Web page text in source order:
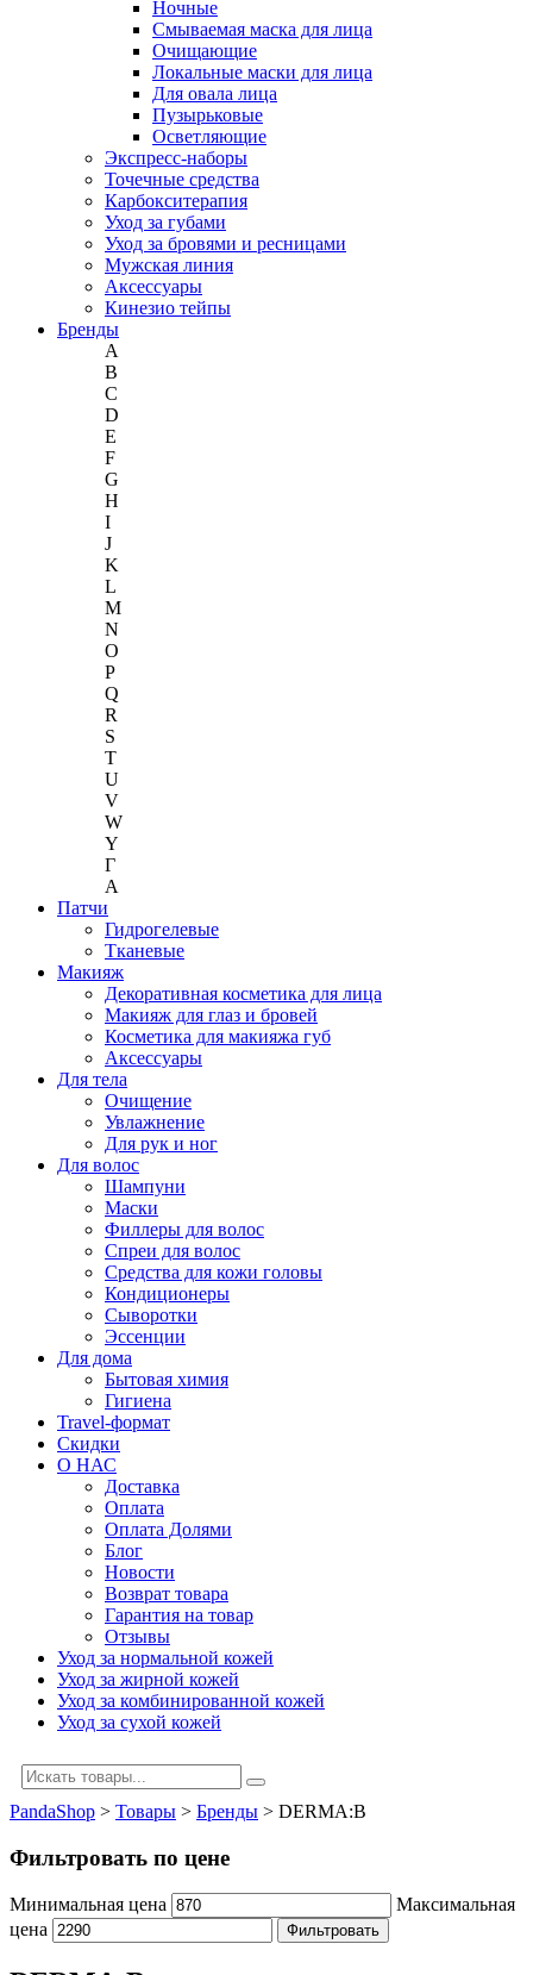
Ночные
Смываемая маска для лица
Очищающие
Локальные маски для лица
Для овала лица
Пузырьковые
Осветляющие
Экспресс-наборы
Точечные средства
Карбокситерапия
Уход за губами
Уход за бровями и ресницами
Мужская линия
Аксессуары
Кинезио тейпы
Бренды
A
B
C
D
E
F
G
H
I
J
K
L
M
N
O
P
Q
R
S
T
U
V
W
Y
Г
A
Патчи
Гидрогелевые
Тканевые
Макияж
Декоративная косметика для лица
Макияж для глаз и бровей
Косметика для макияжа губ
Аксессуары
Для тела
Очищение
Увлажнение
Для рук и ног
Для волос
Шампуни
Маски
Филлеры для волос
Спреи для волос
Средства для кожи головы
Кондиционеры
Сыворотки
Эссенции
Для дома
Бытовая химия
Гигиена
Travel-формат
Скидки
О НАС
Доставка
Оплата
Оплата Долями
Блог
Новости
Возврат товара
Гарантия на товар
Отзывы
Уход за нормальной кожей
Уход за жирной кожей
Уход за комбинированной кожей
Уход за сухой кожей
PandaShop > Товары > Бренды > DERMA:B
Фильтровать по цене
Минимальная цена
Максимальная
цена
Фильтровать